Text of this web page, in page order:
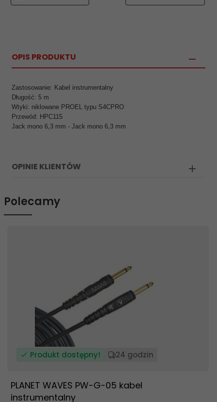
OPIS PRODUKTU
Zastosowanie: Kabel instrumentalny
Długość: 5 m
Wtyki: niklowane PROEL typu S4CPRO
Przewód: HPC115
Jack mono 6,3 mm - Jack mono 6,3 mm
OPINIE KLIENTÓW
Polecamy
Produkt dostępny! 24 godzin
PLANET WAVES PW-G-05 kabel
instrumentalny